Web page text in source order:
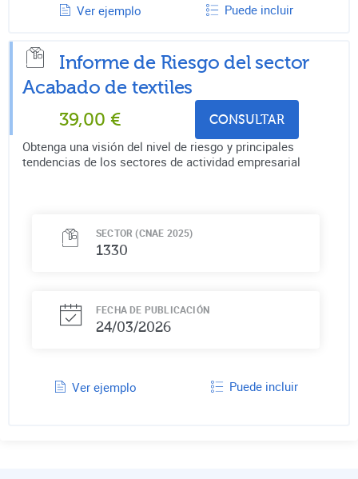
Ver ejemplo Puede incluir
Informe de Riesgo del sector
Acabado de textiles
39,00 € CONSULTAR
Obtenga una visión del nivel de riesgo y principales
tendencias de los sectores de actividad empresarial
SECTOR (CNAE 2025)
1330
FECHA DE PUBLICACIÓN
24/03/2026
Ver ejemplo Puede incluir